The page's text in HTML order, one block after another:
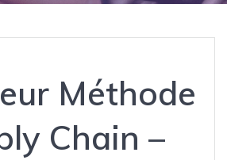
Méthode
Chain –